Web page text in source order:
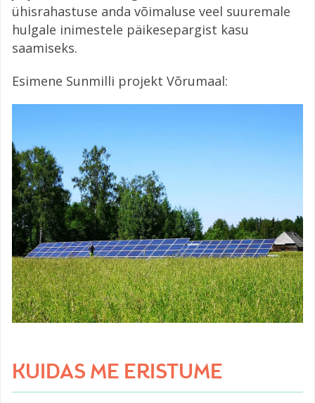
ühisrahastuse anda võimaluse veel suuremale
hulgale inimestele päikesepargist kasu
saamiseks.
Esimene Sunmilli projekt Võrumaal:
KUIDAS ME ERISTUME